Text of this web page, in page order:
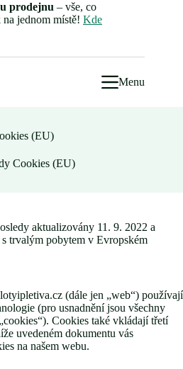
prodejnu – vše, co
jednom místě! Kde
Menu
(EU)
Cookies (EU)
aktualizovány 11. 9. 2022 a
trvalým pobytem v Evropském
(dále jen „web“) používají
(pro usnadnění jsou všechny
Cookies také vkládají třetí
uvedeném dokumentu vás
na našem webu.